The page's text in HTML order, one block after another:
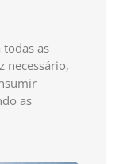
as
necessário,
as